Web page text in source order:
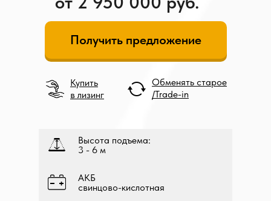
АКБ
свинцово-кислотная
Высота подъема:
3 - 6 м
Получить предложение
Купить
в лизинг
Обменять старое
/Trade-in